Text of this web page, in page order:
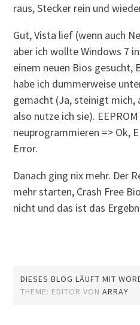
raus, Stecker rein und
Gut, Vista lief (wenn auch
aber ich wollte Windows 7
einem neuen Bios gesucht,
habe ich dummerweise
gemacht (Ja, steinigt mich,
also nutze ich sie).
neuprogrammieren => Ok,
Error.
Danach ging nix mehr. Der
mehr starten, Crash Free
nicht und das ist das
DIESES BLOG LÄUFT MIT
THEME: EDITOR VONARRAY